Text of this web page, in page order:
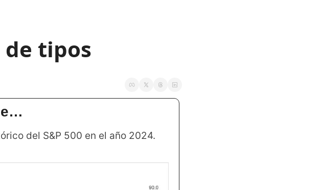
de tipos
del S&P 500 en el año 2024.